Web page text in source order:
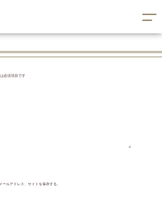
必須項目です
ルアドレス、サイトを保存する。